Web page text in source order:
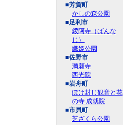
■芳賀町
かしの森公園
■足利市
鑁阿寺（ばんな
じ）
織姫公園
■佐野市
満願寺
西光院
■岩舟町
ぼけ封じ観音と花
の寺 成就院
■市貝町
芝ざくら公園